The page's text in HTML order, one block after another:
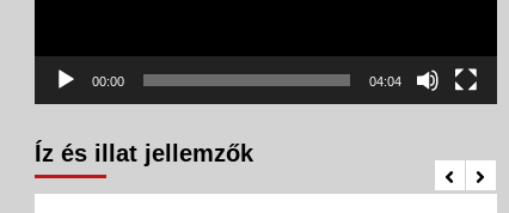
00:00 04:04
Íz és illat jellemzők